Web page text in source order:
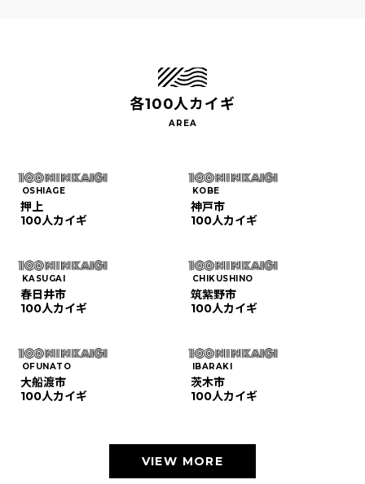
各100人カイギ
OSHIAGE
押上
100人カイギ
KOBE
神戸市
100人カイギ
KASUGAI
春日井市
100人カイギ
CHIKUSHINO
筑紫野市
100人カイギ
OFUNATO
大船渡市
100人カイギ
IBARAKI
茨木市
100人カイギ
VIEW MORE